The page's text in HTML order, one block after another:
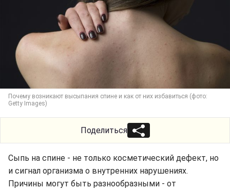
Почему возникают высыпания спине и как от них избавиться (фото:
Getty Images)
Поделиться
Сыпь на спине - не только косметический дефект, но
и сигнал организма о внутренних нарушениях.
Причины могут быть разнообразными - от